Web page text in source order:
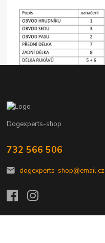
Dogexperts-shop
732 566 506
dogexperts-shop@email.cz